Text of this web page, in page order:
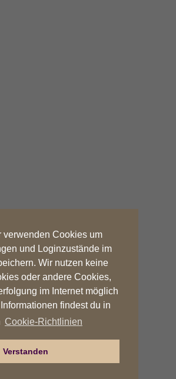
verwenden Cookies um
und Loginzustände im
Wir nutzen keine
oder andere Cookies,
im Internet möglich
findest du in
Cookie-Richtlinien
Verstanden